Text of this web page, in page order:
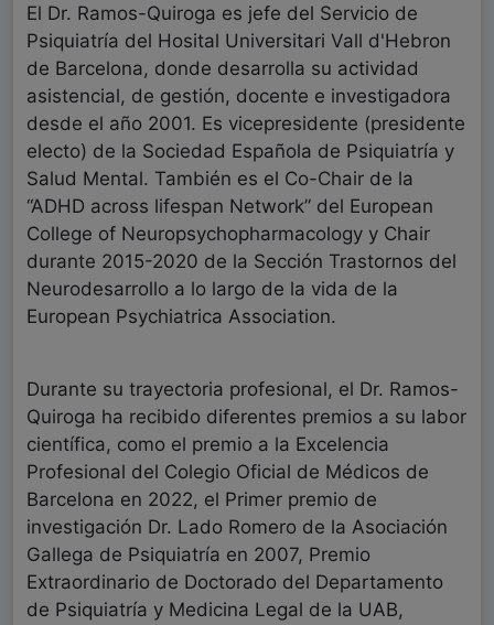
El Dr. Ramos-Quiroga es jefe del Servicio de
Psiquiatría del Hosital Universitari Vall d'Hebron
de Barcelona, donde desarrolla su actividad
asistencial, de gestión, docente e investigadora
desde el año 2001. Es vicepresidente (presidente
electo) de la Sociedad Española de Psiquiatría y
Salud Mental. También es el Co-Chair de la
“ADHD across lifespan Network” del European
College of Neuropsychopharmacology y Chair
durante 2015-2020 de la Sección Trastornos del
Neurodesarrollo a lo largo de la vida de la
European Psychiatrica Association.
Durante su trayectoria profesional, el Dr. Ramos-
Quiroga ha recibido diferentes premios a su labor
científica, como el premio a la Excelencia
Profesional del Colegio Oficial de Médicos de
Barcelona en 2022, el Primer premio de
investigación Dr. Lado Romero de la Asociación
Gallega de Psiquiatría en 2007, Premio
Extraordinario de Doctorado del Departamento
de Psiquiatría y Medicina Legal de la UAB,